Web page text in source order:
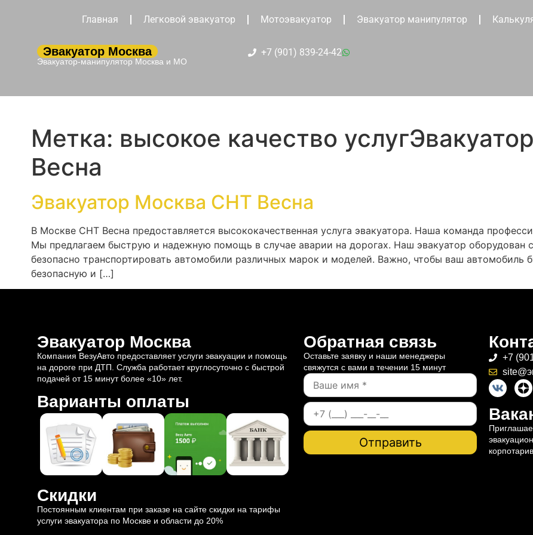
Главная Легковой эвакуатор Мотоэвакуатор Эвакуатор манипулятор
Эвакуатор Москва
Эвакуатор-манипулятор Москва и МО
+7 (901) 839-24-42
Метка: высокое качество
Весна
Эвакуатор Москва СНТ Весна
В Москве СНТ Весна предоставляется высококачественная услуга эвакуатора. Наша команда
Мы предлагаем быструю и надежную помощь в случае аварии на дорогах. Наш эвакуатор оборудован
безопасно транспортировать автомобили различных марок и моделей. Важно, чтобы ваш автомобиль
безопасную и […]
Эвакуатор Москва
Компания ВезуАвто предоставляет услуги эвакуации и помощь
на дороге при ДТП. Служба работает круглосуточно с быстрой
подачей от 15 минут более «10» лет.
Варианты оплаты
Скидки
Постоянным клиентам при заказе на сайте скидки на тарифы
услуги эвакуатора по Москве и области до 20%
Обратная связь
Оставьте заявку и наши менеджеры
свяжутся с вами в течении 15 минут
+7